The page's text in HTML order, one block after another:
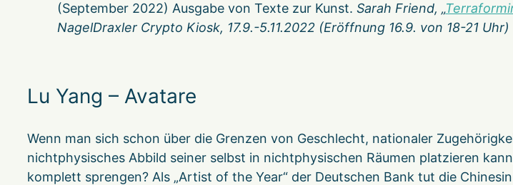
(September 2022) Ausgabe von Texte zur Kunst.Sarah Friend, „
NagelDraxler Crypto Kiosk, 17.9.-5.11.2022 (Eröffnung 16.9. von 18-21 Uhr)
Lu Yang – Avatare
Wenn man sich schon über die Grenzen von Geschlecht, nationaler
nichtphysisches Abbild seiner selbst in nichtphysischen Räumen platzieren
komplett sprengen? Als „Artist of the Year“ der Deutschen Bank tut die